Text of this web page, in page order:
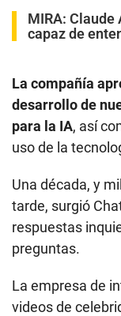
MIRA: Claude
capaz de
La compañía
desarrollo de
para la IA, así
uso de la
Una década, y
tarde, surgió
respuestas
preguntas.
La empresa de
videos de